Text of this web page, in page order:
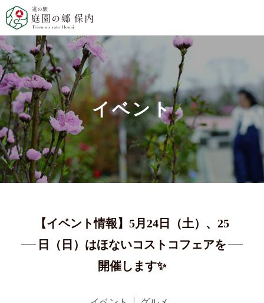
イベント
【イベント情報】5月24日（土）、25
日（日）はほないコストコフェアを
開催します✨